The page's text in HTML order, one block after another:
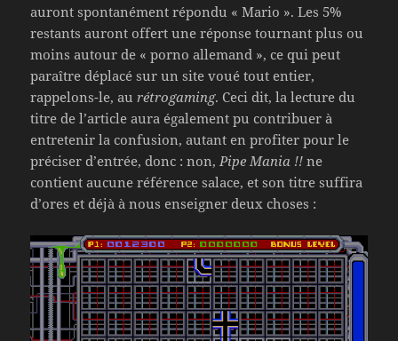
auront spontanément répondu « Mario ». Les 5%
restants auront offert une réponse tournant plus ou
moins autour de « porno allemand », ce qui peut
paraître déplacé sur un site voué tout entier,
rappelons-le, aurétrogaming. Ceci dit, la lecture du
titre de l’article aura également pu contribuer à
entretenir la confusion, autant en profiter pour le
préciser d’entrée, donc : non, Pipe Mania !! ne
contient aucune référence salace, et son titre suffira
d’ores et déjà à nous enseigner deux choses :